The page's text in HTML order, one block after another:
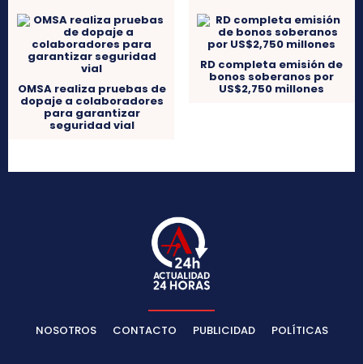
OMSA realiza pruebas de
dopaje a colaboradores
para garantizar
seguridad vial
RD completa emisión de
bonos soberanos por
US$2,750 millones
NOSOTROS CONTACTO PUBLICIDAD POLÍTICAS